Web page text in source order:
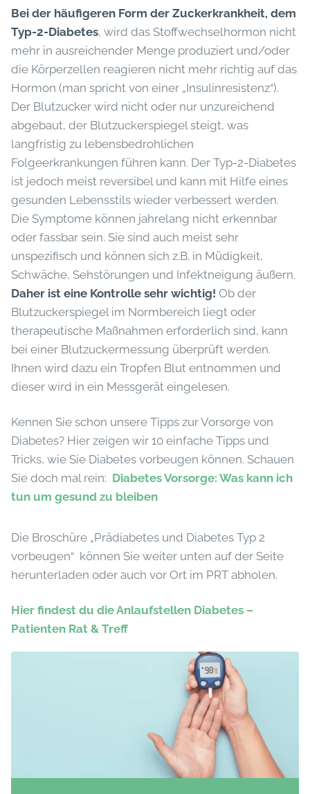
Bei der häufigeren Form der Zuckerkrankheit, dem
Typ-2-Diabetes, wird das Stoffwechselhormon nicht
mehr in ausreichender Menge produziert und/oder
die Körperzellen reagieren nicht mehr richtig auf das
Hormon (man spricht von einer „Insulinresistenz“).
Der Blutzucker wird nicht oder nur unzureichend
abgebaut, der Blutzuckerspiegel steigt, was
langfristig zu lebensbedrohlichen
Folgeerkrankungen führen kann. Der Typ-2-Diabetes
ist jedoch meist reversibel und kann mit Hilfe eines
gesunden Lebensstils wieder verbessert werden.
Die Symptome können jahrelang nicht erkennbar
oder fassbar sein. Sie sind auch meist sehr
unspezifisch und können sich z.B. in Müdigkeit,
Schwäche, Sehstörungen und Infektneigung äußern.
Daher ist eine Kontrolle sehr wichtig! Ob der
Blutzuckerspiegel im Normbereich liegt oder
therapeutische Maßnahmen erforderlich sind, kann
bei einer Blutzuckermessung überprüft werden.
Ihnen wird dazu ein Tropfen Blut entnommen und
dieser wird in ein Messgerät eingelesen.
Kennen Sie schon unsere Tipps zur Vorsorge von
Diabetes? Hier zeigen wir 10 einfache Tipps und
Tricks, wie Sie Diabetes vorbeugen können. Schauen
Sie doch mal rein: Diabetes Vorsorge: Was kann ich
tun um gesund zu bleiben
Die Broschüre „Prädiabetes und Diabetes Typ 2
vorbeugen“ können Sie weiter unten auf der Seite
herunterladen oder auch vor Ort im PRT abholen.
Hier findest du die Anlaufstellen Diabetes –
Patienten Rat & Treff